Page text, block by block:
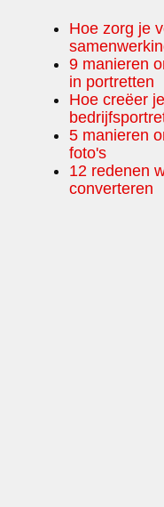
Hoe zorg je
9 manieren
in portretten
Hoe creëer
5 manieren
foto's
12 redenen
converteren